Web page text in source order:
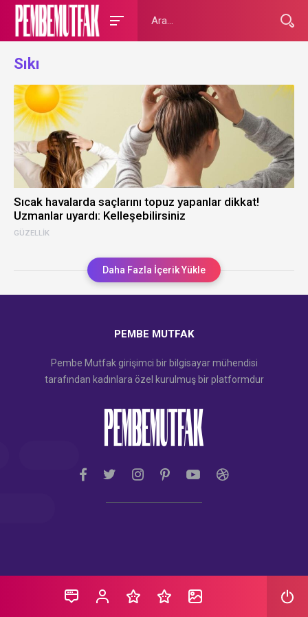
Sıkı
GÜZELLIK
Sıcak havalarda saçlarını topuz yapanlar dikkat!
Uzmanlar uyardı: Kelleşebilirsiniz
Daha Fazla İçerik Yükle
PEMBE MUTFAK
Pembe Mutfak girişimci bir bilgisayar mühendisi
tarafından kadınlara özel kurulmuş bir platformdur